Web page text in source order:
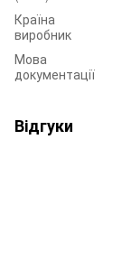
Країна
виробник
Мова
документації
Відгуки